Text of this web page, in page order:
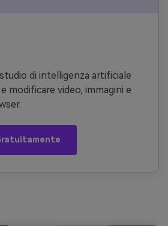
di intelligenza artificiale
modificare video, immagini e